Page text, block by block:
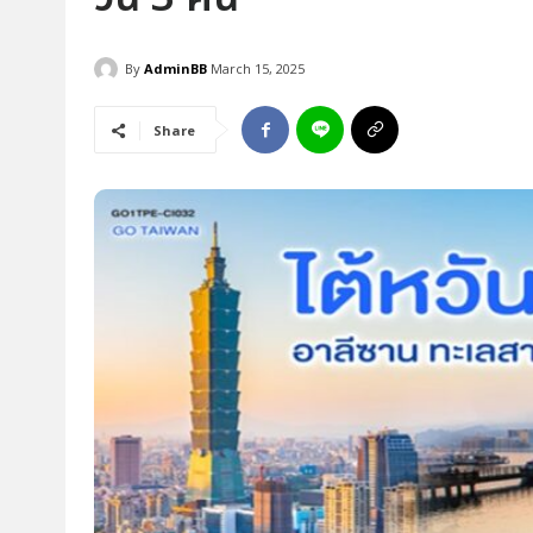
By AdminBB March 15, 2025
Share